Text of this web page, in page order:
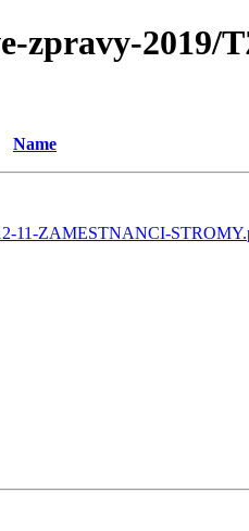
zpravy-2019/
Name
11-ZAMESTNANCI-